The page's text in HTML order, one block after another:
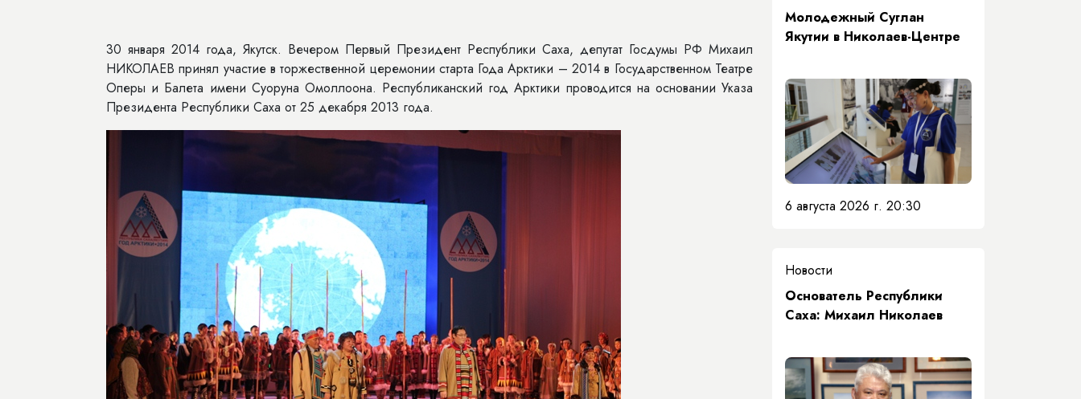
30 января 2014 года, Якутск. Вечером Первый Президент Республики Саха, депутат Госдумы РФ Михаил
НИКОЛАЕВ принял участие в торжественной церемонии старта Года Арктики – 2014 в Государственном Театре
Оперы и Балета имени Суоруна Омоллоона. Республиканский год Арктики проводится на основании Указа
Президента Республики Саха от 25 декабря 2013 года.
Молодежный Суглан
Якутии в Николаев-Центре
6 августа 2026 г. 20:30
Новости
Основатель Республики
Саха: Михаил Николаев